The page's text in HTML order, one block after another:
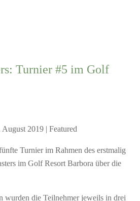
Turnier #5 im Golf
August 2019 | Featured
Turnier im Rahmen des erstmalig
im Golf Resort Barbora über die
wurden die Teilnehmer jeweils in drei